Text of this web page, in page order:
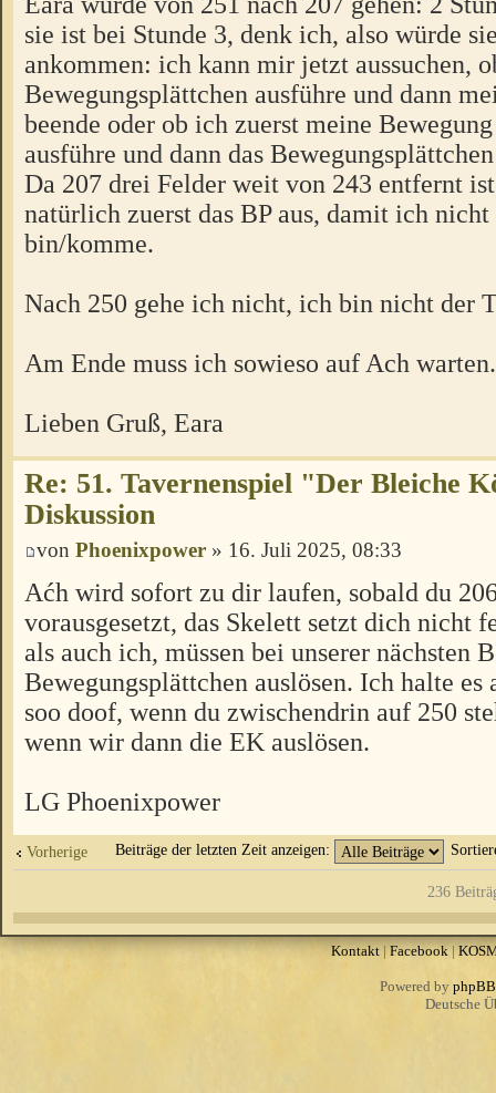
sie ist bei Stunde 3, denk ich, also würde
ankommen: ich kann mir jetzt aussuchen,
Bewegungsplättchen ausführe und dann
beende oder ob ich zuerst meine
ausführe und dann das
Da 207 drei Felder weit von 243 entfernt
natürlich zuerst das BP aus, damit ich
bin/komme.
Nach 250 gehe ich nicht, ich bin nicht der
Am Ende muss ich sowieso auf Ach warten.
Lieben Gruß, Eara
Re: 51. Tavernenspiel "Der Bleiche
Diskussion
von Phoenixpower » 16. Juli 2025, 08:33
Aćh wird sofort zu dir laufen, sobald du
vorausgesetzt, das Skelett setzt dich nicht
als auch ich, müssen bei unserer nächsten
Bewegungsplättchen auslösen. Ich halte
soo doof, wenn du zwischendrin auf 250
wenn wir dann die EK auslösen.
LG Phoenixpower
Vorherige Beiträge der letzten Zeit anzeigen:
236
Kontakt|Facebook|
Powered by phpBB
Deutsche